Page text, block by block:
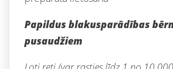
Papildus blakusparādības
pusaudžiem